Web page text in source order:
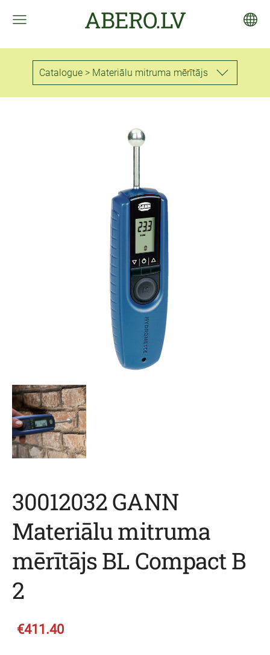
ABERO.LV
Catalogue > Materiālu mitruma mērītājs
30012032 GANN
Materiālu mitruma
mērītājs BL Compact B
2
€411.40